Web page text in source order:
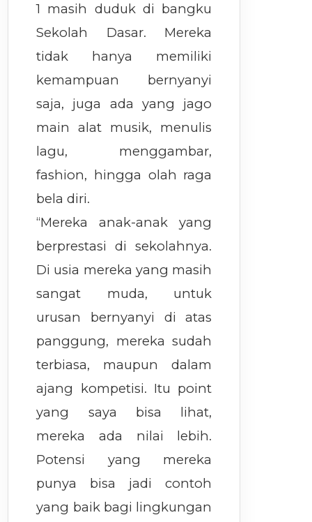
1 masih duduk di bangku
Sekolah Dasar. Mereka
tidak hanya memiliki
kemampuan bernyanyi
saja, juga ada yang jago
main alat musik, menulis
lagu, menggambar,
fashion, hingga olah raga
bela diri.
“Mereka anak-anak yang
berprestasi di sekolahnya.
Di usia mereka yang masih
sangat muda, untuk
urusan bernyanyi di atas
panggung, mereka sudah
terbiasa, maupun dalam
ajang kompetisi. Itu point
yang saya bisa lihat,
mereka ada nilai lebih.
Potensi yang mereka
punya bisa jadi contoh
yang baik bagi lingkungan